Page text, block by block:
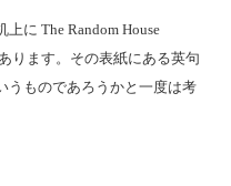
に The Random House
ります。その表紙にある英句
うものであろうかと一度は考